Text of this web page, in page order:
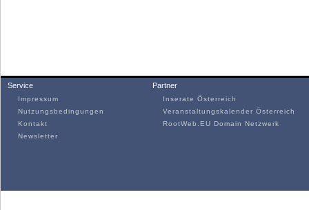
Service
Impressum
Nutzungsbedingungen
Kontakt
Newsletter
Partner
Inserate Österreich
Veranstaltungskalender Österreich
RootWeb.EU Domain Netzwerk